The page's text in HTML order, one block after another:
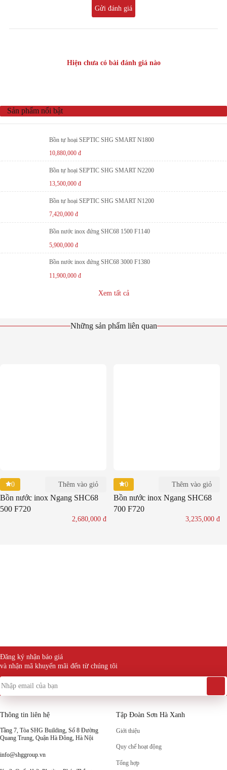
Gửi đánh giá
Hiện chưa có bài đánh giá nào
Sản phẩm nổi bật
Bồn tự hoại SEPTIC SHG SMART N1800
10,880,000đ
Bồn tự hoại SEPTIC SHG SMART N2200
13,500,000đ
Bồn tự hoại SEPTIC SHG SMART N1200
7,420,000đ
Bồn nước inox đứng SHC68 1500 F1140
5,900,000đ
Bồn nước inox đứng SHC68 3000 F1380
11,900,000đ
Xem tất cả
Những sản phẩm liên quan
0 Thêm vào giỏ
Bồn nước inox Ngang SHC68
500 F720
2,680,000 đ
0 Thêm vào giỏ
Bồn nước inox Ngang SHC68
700 F720
3,235,000 đ
Đăng ký nhận báo giá
và nhận mã khuyến mãi đến từ chúng tôi
Thông tin liên hệ
Tầng 7, Tòa SHG Building, Số 8 Đường
Quang Trung, Quận Hà Đông, Hà Nội
info@shggroup.vn
Tập Đoàn Sơn Hà Xanh
Giới thiệu
Quy chế hoạt động
Tổng hợp